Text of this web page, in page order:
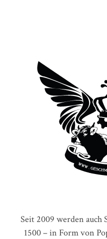
Seit 2009 werden auch
1500 – in Form von